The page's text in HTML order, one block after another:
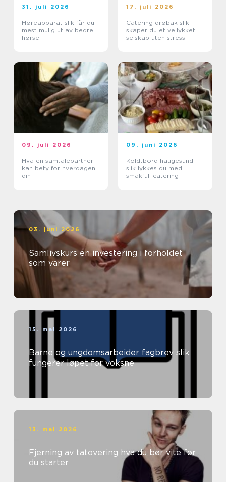
31. juli 2026
Høreapparat slik får du
mest mulig ut av bedre
hørsel
17. juli 2026
Catering drøbak slik
skaper du et vellykket
selskap uten stress
09. juli 2026
Hva en samtalepartner
kan bety for hverdagen
din
09. juni 2026
Koldtbord haugesund
slik lykkes du med
smakfull catering
03. juni 2026
Samlivskurs en investering i forholdet
som varer
15. mai 2026
Barne og ungdomsarbeider fagbrev slik
fungerer løpet for voksne
13. mai 2026
Fjerning av tatovering hva du bør vite før
du starter